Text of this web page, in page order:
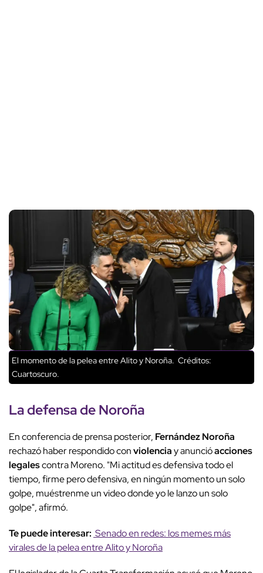
El momento de la pelea entre Alito y Noroña. Créditos:
Cuartoscuro.
La defensa de Noroña
En conferencia de prensa posterior, Fernández Noroña
rechazó haber respondido conviolenciay anuncióacciones
legalescontra Moreno. "Mi actitud es defensiva todo el
tiempo, firme pero defensiva, en ningún momento un solo
golpe, muéstrenme un video donde yo le lanzo un solo
golpe", afirmó.
Te puede interesar: Senado en redes: los memes más
virales de la pelea entre Alito y Noroña